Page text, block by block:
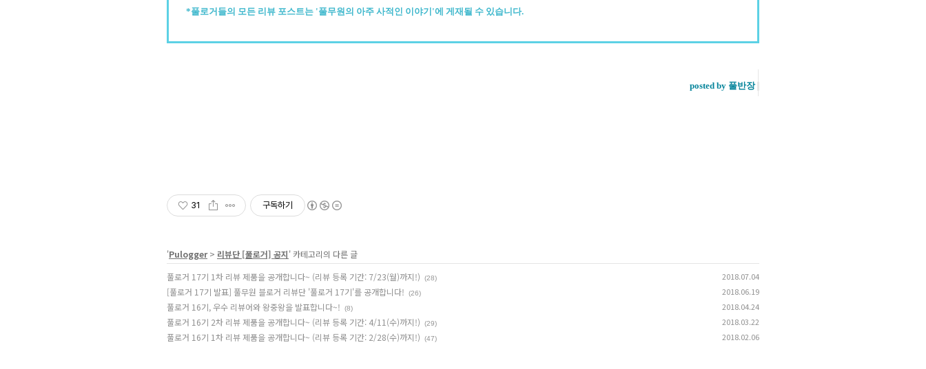
*풀로거들의 모든 리뷰 포스트는 '풀무원의 아주 사적인 이야기'에 게재될 수 있습니다.
posted by 풀반장
31 구독하기
'Pulogger> 리뷰단 [풀로거] 공지' 카테고리의 다른 글
풀로거 17기 1차 리뷰 제품을 공개합니다~ (리뷰 등록 기간: 7/23(월)까지!)
(28) 2018.07.04
[풀로거 17기 발표] 풀무원 블로거 리뷰단 '풀로거 17기'를 공개합니다! (26) 2018.06.19
풀로거 16기, 우수 리뷰어와 왕중왕을 발표합니다~! (8) 2018.04.24
풀로거 16기 2차 리뷰 제품을 공개합니다~ (리뷰 등록 기간: 4/11(수)까지!) (29) 2018.03.22
풀로거 16기 1차 리뷰 제품을 공개합니다~ (리뷰 등록 기간: 2/28(수)까지!) (47) 2018.02.06